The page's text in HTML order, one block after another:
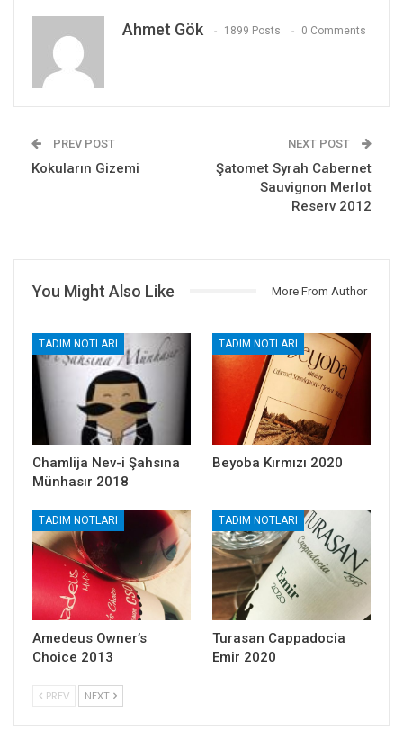
Ahmet Gök 1899 Posts 0 Comments
PREV POST
Kokuların Gizemi
NEXT POST
Şatomet Syrah Cabernet
Sauvignon Merlot
Reserv 2012
You Might Also Like More From Author
TADIM NOTLARI
Chamlija Nev-i Şahsına
Münhasır 2018
TADIM NOTLARI
Beyoba Kırmızı 2020
TADIM NOTLARI
Amedeus Owner’s
Choice 2013
TADIM NOTLARI
Turasan Cappadocia
Emir 2020
PREV NEXT